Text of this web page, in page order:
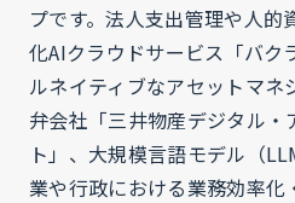
プです。法人支出管理や人的
化AIクラウドサービス「バク
ルネイティブなアセットマネ
弁会社「三井物産デジタル・
ト」、大規模言語モデル（
業や行政における業務効率化